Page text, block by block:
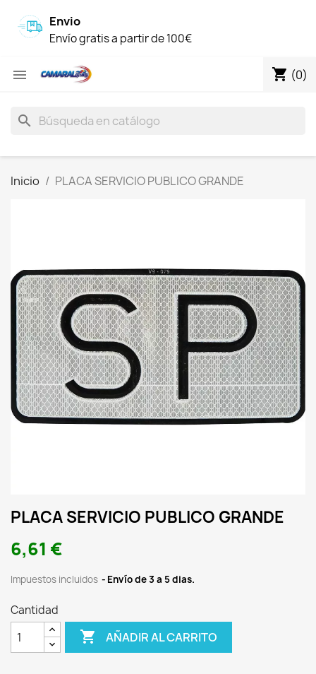
Envio
Envío gratis a partir de 100€
 shopping_cart (0)
search
Inicio PLACA SERVICIO PUBLICO GRANDE
PLACA SERVICIO PUBLICO GRANDE
6,61 €
Impuestos incluidos Envío de 3 a 5 dias.
Cantidad
 AÑADIR AL CARRITO